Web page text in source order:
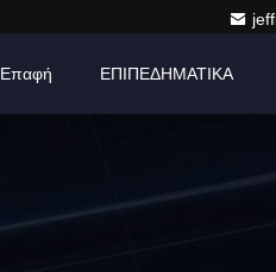
Επαφή ΕΠΙΠΕΔΗΜΑΤΙΚΑ